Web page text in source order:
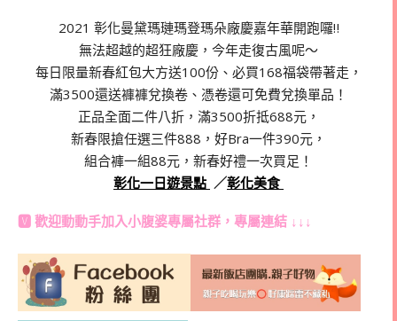
2021 彰化曼黛瑪璉瑪登瑪朵廠慶嘉年華開跑囉‼
無法超越的超狂廠慶，今年走復古風呢～
每日限量新春紅包大方送100份、必買168福袋帶著走，
滿3500還送褲褲兌換卷、憑卷還可免費兌換單品！
正品全面二件八折，滿3500折抵688元，
新春限搶任選三件888，好Bra一件390元，
組合褲一組88元，新春好禮一次買足！
彰化一日遊景點 ／彰化美食
🆅 歡迎動動手加入小腹婆專屬社群 ，專屬連結 ↓↓↓